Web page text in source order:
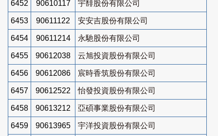
6452 90610117 宇馡股份有限公司
6453 90611122 安安吉股份有限公司
6454 90611214 永馳股份有限公司
6455 90612038 云旭投資股份有限公司
6456 90612086 宸時香筑股份有限公司
6457 90612522 怡發投資股份有限公司
6458 90613212 亞碩事業股份有限公司
6459 90613965 宇洋投資股份有限公司